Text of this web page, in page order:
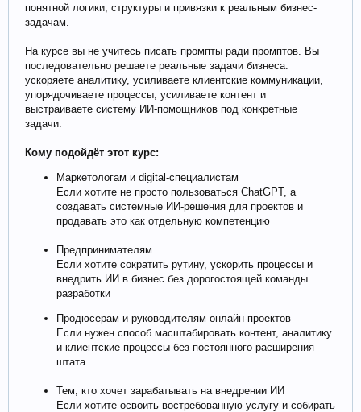
понятной логики, структуры и привязки к реальным бизнес-
задачам.
На курсе вы не учитесь писать промпты ради промптов. Вы
последовательно решаете реальные задачи бизнеса:
ускоряете аналитику, усиливаете клиентские коммуникации,
упорядочиваете процессы, усиливаете контент и
выстраиваете систему ИИ-помощников под конкретные
задачи.
Кому подойдёт этот курс:
Маркетологам и digital-специалистам
Если хотите не просто пользоваться ChatGPT, а
создавать системные ИИ-решения для проектов и
продавать это как отдельную компетенцию
Предпринимателям
Если хотите сократить рутину, ускорить процессы и
внедрить ИИ в бизнес без дорогостоящей команды
разработки
Продюсерам и руководителям онлайн-проектов
Если нужен способ масштабировать контент, аналитику
и клиентские процессы без постоянного расширения
штата
Тем, кто хочет зарабатывать на внедрении ИИ
Если хотите освоить востребованную услугу и собирать